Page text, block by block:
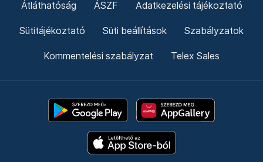
Átláthatóság ÁSZF Adatkezelési tájékoztató
Sütitájékoztató Süti beállítások Szabályzatok
Kommentelési szabályzat Telex Sales